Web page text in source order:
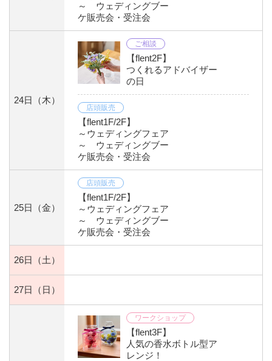
～ ウェディングブー
ケ販売会・受注会
24日 （木）
ご相談
【flent2F】
つくれるアドバイザー
の日
店頭販売
【flent1F/2F】
～ウェディングフェア
～ ウェディングブー
ケ販売会・受注会
25日 （金）
店頭販売
【flent1F/2F】
～ウェディングフェア
～ ウェディングブー
ケ販売会・受注会
26日 （土）
27日 （日）
ワークショップ
【flent3F】
人気の香水ボトル型ア
レンジ！